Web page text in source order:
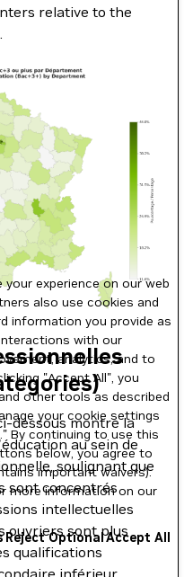
relative to the
dessous montre la
au sein de
soulignant que
sont concentrés
intellectuelles
ouvriers sont plus
qualifications
experience on our web
also use cookies and
information you provide as
with our
analytics, and to
"Accept All", you
other tools as described
your cookie settings
By continuing to use this
below, you agree to
important waivers).
more information on our
Reject OptionalAccept All